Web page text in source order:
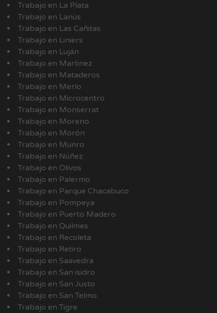
Trabajo en La Plata
Trabajo en Lanús
Trabajo en Las Cañitas
Trabajo en Liniers
Trabajo en Luján
Trabajo en Martinez
Trabajo en Mataderos
Trabajo en Merlo
Trabajo en Microcentro
Trabajo en Monserrat
Trabajo en Moreno
Trabajo en Morón
Trabajo en Munro
Trabajo en Núñez
Trabajo en Olivos
Trabajo en Palermo
Trabajo en Parque Chacabuco
Trabajo en Pompeya
Trabajo en Puerto Madero
Trabajo en Quilmes
Trabajo en Recoleta
Trabajo en Retiro
Trabajo en Saavedra
Trabajo en San isidro
Trabajo en San Justo
Trabajo en San Telmo
Trabajo en Tigre